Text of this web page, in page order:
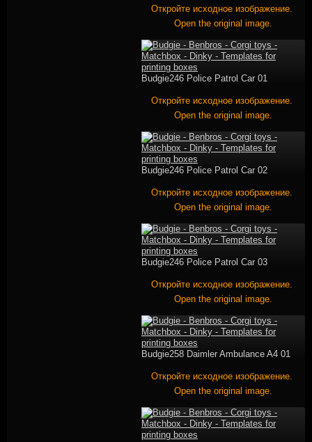
Откройте исходное изображение.
Open the original image.
Budgie246 Police Patrol Car 01
Откройте исходное изображение.
Open the original image.
Budgie246 Police Patrol Car 02
Откройте исходное изображение.
Open the original image.
Budgie246 Police Patrol Car 03
Откройте исходное изображение.
Open the original image.
Budgie258 Daimler Ambulance A4 01
Откройте исходное изображение.
Open the original image.